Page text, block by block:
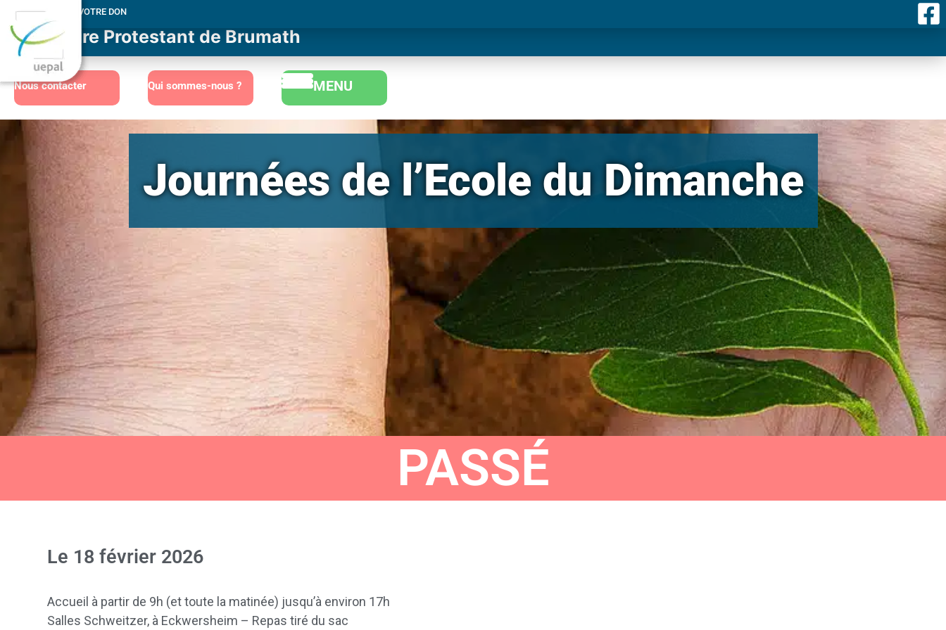
MERCI POUR VOTRE DON
Consistoire Protestant de Brumath
Nous contacter Qui sommes-nous ? MENU
Journées de l’Ecole du Dimanche
PASSÉ
Le 18 février 2026
Accueil à partir de 9h (et toute la matinée) jusqu’à environ 17h
Salles Schweitzer, à Eckwersheim – Repas tiré du sac